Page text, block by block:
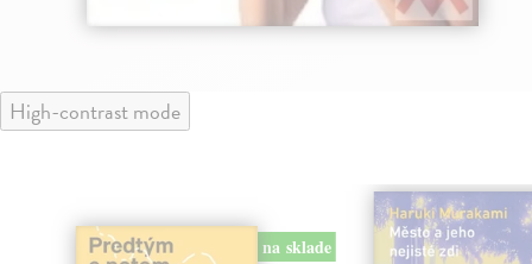
High-contrast mode
na sklade